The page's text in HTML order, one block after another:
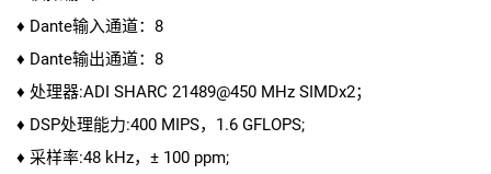
♦ Dante输入通道：8
♦ Dante输出通道：8
♦ 处理器:ADI SHARC 21489@450 MHz SIMDx2；
♦ DSP处理能力:400 MIPS，1.6 GFLOPS;
♦ 采样率:48 kHz，± 100 ppm;